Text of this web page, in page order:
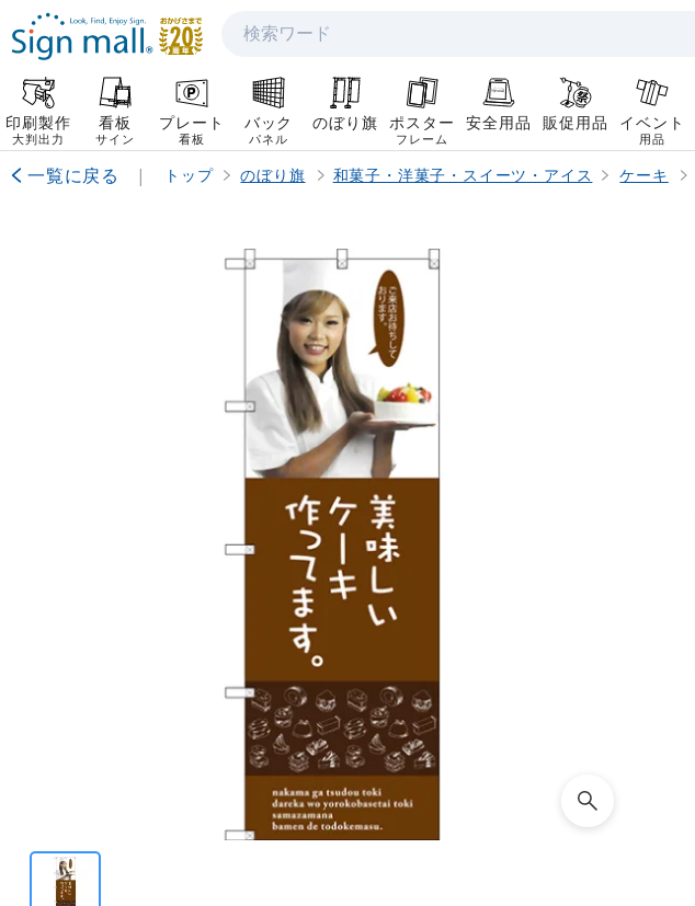
検索
印刷製作
大判出力
看板
サイン
プレート
看板
バック
パネル
のぼり旗 ポスター
フレーム
安全用品 販促用品 イベント
用品
一覧に戻る | トップ のぼり旗 和菓子・洋菓子・スイーツ・アイス ケーキ